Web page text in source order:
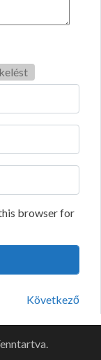
browser for
Következő